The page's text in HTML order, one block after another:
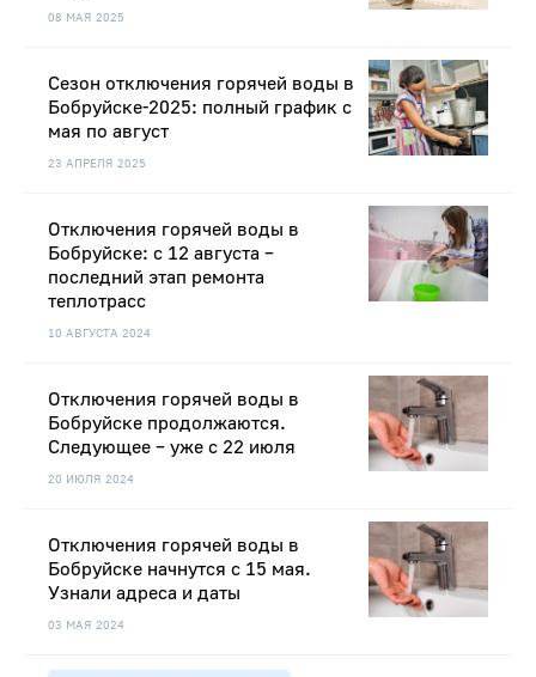
08 МАЯ 2025
23 АПРЕЛЯ 2025
Сезон отключения горячей воды в
Бобруйске-2025: полный график с
мая по август
10 АВГУСТА 2024
Отключения горячей воды в
Бобруйске: с 12 августа –
последний этап ремонта
теплотрасс
20 ИЮЛЯ 2024
Отключения горячей воды в
Бобруйске продолжаются.
Следующее – уже с 22 июля
03 МАЯ 2024
Отключения горячей воды в
Бобруйске начнутся с 15 мая.
Узнали адреса и даты